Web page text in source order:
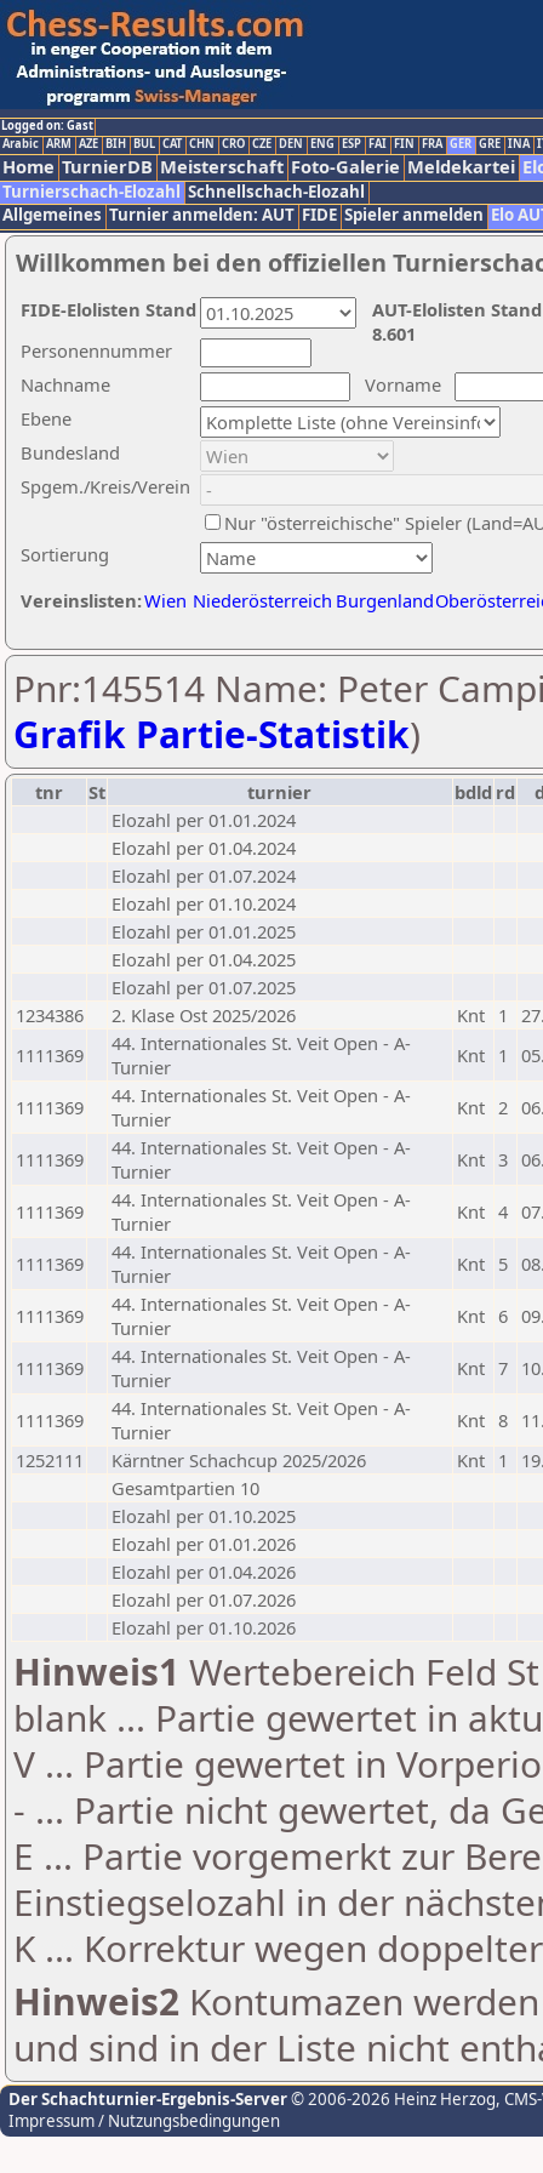
Logged on: Gast
Arabic ARM AZE BIH BUL CAT CHN CRO CZE DEN ENG ESP FAI FIN FRA GER GRE INA
Home TurnierDB Meisterschaft Foto-Galerie Meldekartei
Turnierschach-Elozahl Schnellschach-Elozahl
Allgemeines Turnier anmelden: AUT FIDE Spieler anmelden Elo
Willkommen bei den offiziellen
Nachname
Vorname
Ebene
Sortierung
Personennummer
Bundesland
Spgem./Kreis/Verein
Nur "österreichische" Spieler
Vereinslisten:Wien Niederösterreich Burgenland
AUT-Elolisten
8.601
FIDE-Elolisten Stand
Pnr:145514 Name: Peter
Grafik Partie-Statistik)
tnr St turnier bdld rd
Elozahl per 01.01.2024
Elozahl per 01.04.2024
Elozahl per 01.07.2024
Elozahl per 01.10.2024
Elozahl per 01.01.2025
Elozahl per 01.04.2025
Elozahl per 01.07.2025
1234386
2. Klase Ost 2025/2026 Knt 1
1111369
44. Internationales St. Veit Open - A-
Turnier
Knt 1
1111369
44. Internationales St. Veit Open - A-
Turnier
Knt 2
1111369
44. Internationales St. Veit Open - A-
Turnier
Knt 3
1111369
44. Internationales St. Veit Open - A-
Turnier
Knt 4
1111369
44. Internationales St. Veit Open - A-
Turnier
Knt 5
1111369
44. Internationales St. Veit Open - A-
Turnier
Knt 6
1111369
44. Internationales St. Veit Open - A-
Turnier
Knt 7
1111369
44. Internationales St. Veit Open - A-
Turnier
Knt 8
1252111
Kärntner Schachcup 2025/2026 Knt 1
Gesamtpartien 10
Elozahl per 01.10.2025
Elozahl per 01.01.2026
Elozahl per 01.04.2026
Elozahl per 01.07.2026
Elozahl per 01.10.2026
Hinweis1 Wertebereich Feld
blank ... Partie gewertet in
V ... Partie gewertet in
- ... Partie nicht gewertet, da
E ... Partie vorgemerkt zur
Einstiegselozahl in der
K ... Korrektur wegen
Hinweis2 Kontumazen
und sind in der Liste nicht
Der Schachturnier-Ergebnis-Server© 2006-2026 Heinz Herzog,
Impressum / Nutzungsbedingungen